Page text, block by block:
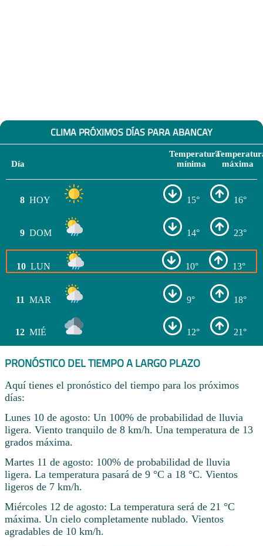
CLIMA PRÓXIMOS DÍAS PARA ABANCAY
Día
Temperatura
mínima
máxima
8 HOY 15° 16°
9 DOM 14° 23°
10 LUN 10° 13°
11 MAR 9° 18°
12 MIÉ 12° 21°
PRONÓSTICO DEL TIEMPO A LARGO PLAZO
Aquí tienes el pronóstico del tiempo para los próximos
días:
Lunes 10 de agosto: Un 100% de probabilidad de lluvia
ligera. Viento tranquilo de 8 km/h. Una temperatura de 13
grados máxima.
Martes 11 de agosto: 100% de probabilidad de lluvia
ligera. La temperatura pasará de 9 °C a 18 °C. Vientos
ligeros de 7 km/h.
Miércoles 12 de agosto: La temperatura será de 21 °C
máxima. Un cielo completamente nublado. Vientos
agradables de 10 km/h.